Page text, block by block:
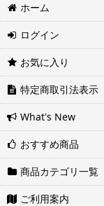
日時指定は4日後以
望の場合は備考欄に
■地域ごとの最短配達
い。
ヤマト運輸サービス
西濃運輸サービスレ
ホーム
ログイン
お気に入り
特定商取引法表示
What's New
おすすめ商品
商品カテゴリ一覧
ご利用案内